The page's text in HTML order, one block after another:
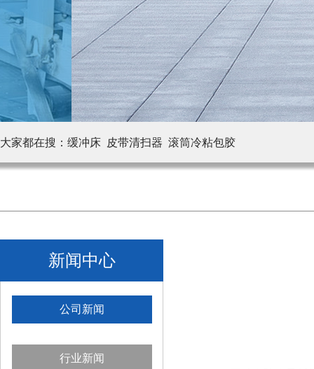
大家都在搜： 缓冲床 皮带清扫器 滚筒冷粘包胶
新闻中心
公司新闻
行业新闻